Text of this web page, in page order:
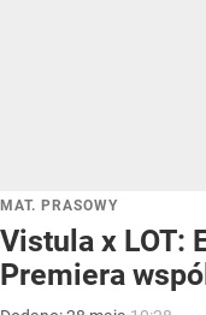
MAT. PRASOWY
Vistula x LOT:
Premiera